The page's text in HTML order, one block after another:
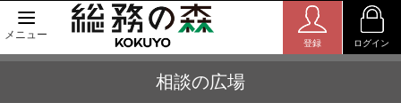
メニュー
登録 ログイン
相談の広場